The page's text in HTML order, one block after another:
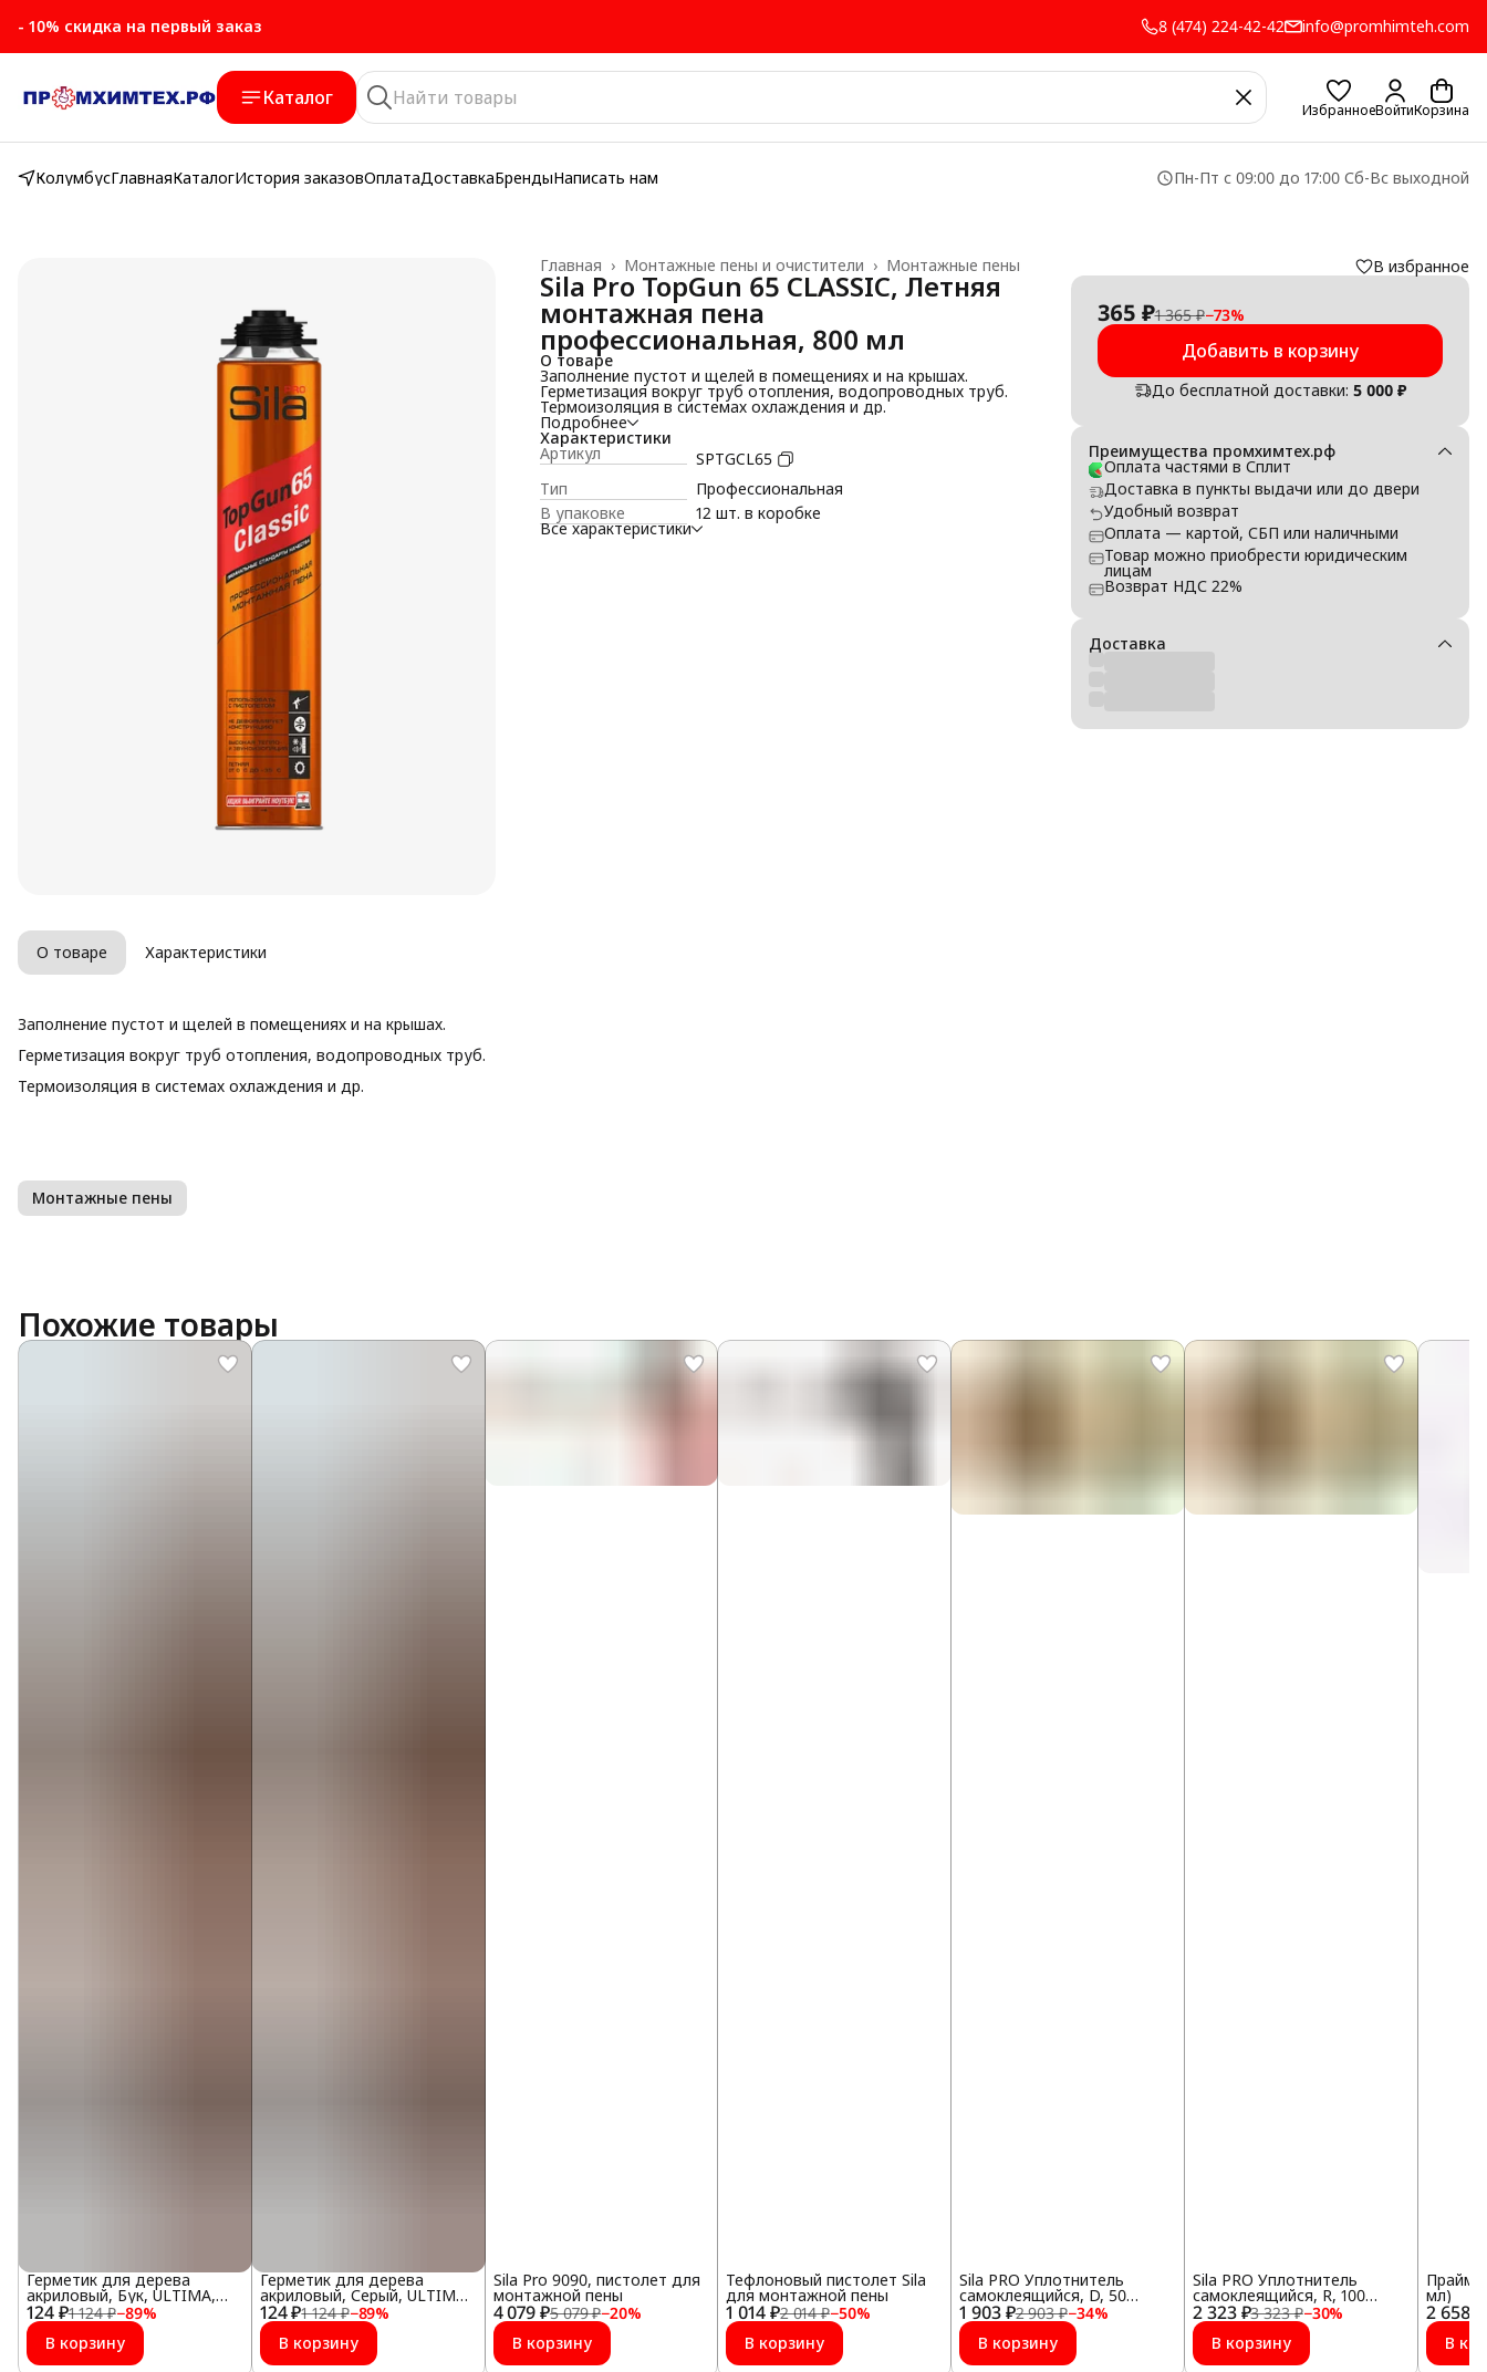
- 10% скидка на первый заказ 8 (474) 224-42-42 info@promhimteh.com
Каталог
ИзбранноеВойтиКорзина
КолумбусГлавнаяКаталогИстория заказовОплатаДоставкаБрендыНаписать нам Пн-Пт с 09:00 до 17:00 Сб-Вс выходной
Монтажные пены
Монтажные пены и очистители ›
Главная ›
Sila Pro TopGun 65 CLASSIC, Летняя
монтажная пена
профессиональная, 800 мл
О товаре
Заполнение пустот и щелей в помещениях и на крышах.
Герметизация вокруг труб отопления, водопроводных труб.
Термоизоляция в системах охлаждения и др.
Подробнее
Характеристики
Артикул
SPTGCL65
Тип
Профессиональная
В упаковке
12 шт. в коробке
Все характеристики
В избранное
365 ₽1 365 ₽−73%
Добавить в корзину
До бесплатной доставки: 5 000 ₽
Преимущества промхимтех.рф
Оплата частями в Сплит
Доставка в пункты выдачи или до двери
Удобный возврат
Оплата — картой, СБП или наличными
Товар можно приобрести юридическим
лицам
Возврат НДС 22%
Доставка
О товаре Характеристики
Заполнение пустот и щелей в помещениях и на крышах.
Герметизация вокруг труб отопления, водопроводных труб.
Термоизоляция в системах охлаждения и др.
Монтажные пены
Похожие товары
124 ₽1 124 ₽−89%
Герметик для дерева
акриловый, Бук, ULTIMA,
280 мл
В корзину
124 ₽1 124 ₽−89%
Герметик для дерева
акриловый, Серый, ULTIMA,
280 мл
В корзину
4 079 ₽5 079 ₽−20%
Sila Pro 9090, пистолет для
монтажной пены
В корзину
1 014 ₽2 014 ₽−50%
Тефлоновый пистолет Sila
для монтажной пены
В корзину
1 903 ₽2 903 ₽−34%
Sila PRO Уплотнитель
самоклеящийся, D, 50
метров, 12*10 мм, белый
В корзину
2 323 ₽3 323 ₽−30%
Sila PRO Уплотнитель
самоклеящийся, R, 100
метров, 10*4 мм, чёрный
В корзину
2 658 ₽
мл)
В